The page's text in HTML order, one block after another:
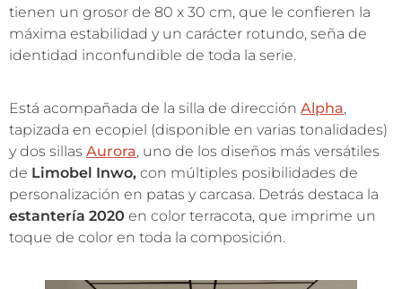
tienen un grosor de 80 x 30 cm, que le confieren la
máxima estabilidad y un carácter rotundo, seña de
identidad inconfundible de toda la serie.
Está acompañada de la silla de dirección Alpha,
tapizada en ecopiel (disponible en varias tonalidades)
y dos sillas Aurora, uno de los diseños más versátiles
de Limobel Inwo, con múltiples posibilidades de
personalización en patas y carcasa. Detrás destaca la
estantería 2020 en color terracota, que imprime un
toque de color en toda la composición.